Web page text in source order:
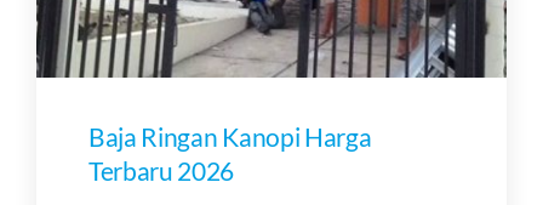
Baja Ringan Kanopi Harga
Terbaru 2026